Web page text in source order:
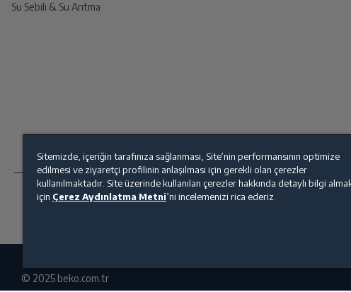
Kapı Yönü Değiştirme
Dondurucu Bölme Özellikleri
Toplam Dondurucu Bölme Sayısı
Yetkili servis gerekli kontrolleri sağladıktan sonra
Siparişiniz henüz teslim edilmediyse iptal talebinizin onaylanması
Su Sebili & Su Arıtma
© 2025 beko.com.tr
Sitemizde, içeriğin tarafınıza sağlanması, Site’nin performansının optimize
edilmesi ve ziyaretçi profilinin anlaşılması için gerekli olan çerezler
kullanılmaktadır. Site üzerinde kullanılan çerezler hakkında detaylı bilgi
için Çerez Aydınlatma Metni’ni incelemenizi rica ederiz.